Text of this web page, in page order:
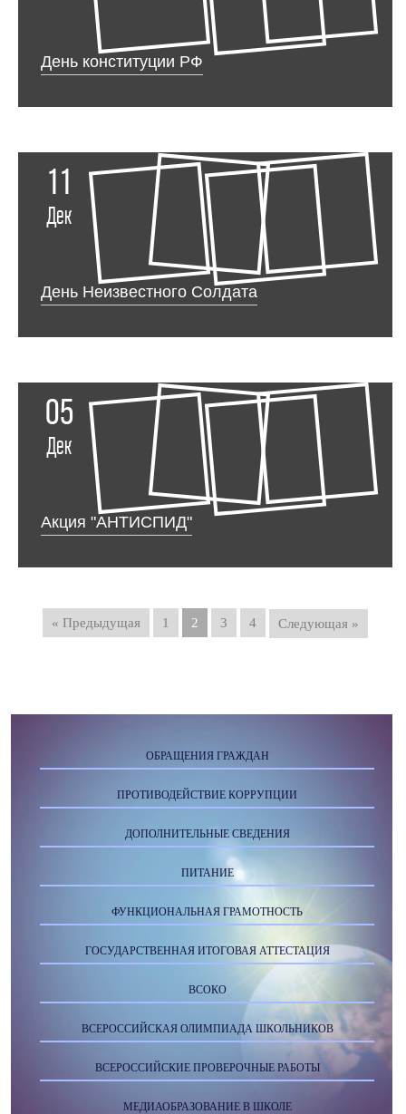
День конституции РФ
11
Дек
День Неизвестного Солдата
05
Дек
Акция "АНТИСПИД"
« Предыдущая 1 2 3 4 Следующая »
ОБРАЩЕНИЯ ГРАЖДАН
ПРОТИВОДЕЙСТВИЕ КОРРУПЦИИ
ДОПОЛНИТЕЛЬНЫЕ СВЕДЕНИЯ
ПИТАНИЕ
ФУНКЦИОНАЛЬНАЯ ГРАМОТНОСТЬ
ГОСУДАРСТВЕННАЯ ИТОГОВАЯ АТТЕСТАЦИЯ
ВСОКО
ВСЕРОССИЙСКАЯ ОЛИМПИАДА ШКОЛЬНИКОВ
ВСЕРОССИЙСКИЕ ПРОВЕРОЧНЫЕ РАБОТЫ
МЕДИАОБРАЗОВАНИЕ В ШКОЛЕ